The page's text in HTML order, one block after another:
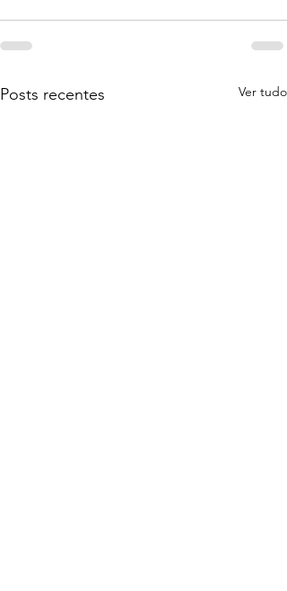
Posts recentes Ver tudo